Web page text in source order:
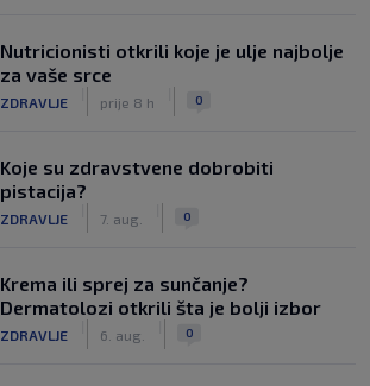
Nutricionisti otkrili koje je ulje najbolje
za vaše srce
ZDRAVLJE prije 8 h 0
Koje su zdravstvene dobrobiti
pistacija?
ZDRAVLJE 7. aug. 0
Krema ili sprej za sunčanje?
Dermatolozi otkrili šta je bolji izbor
ZDRAVLJE 6. aug. 0